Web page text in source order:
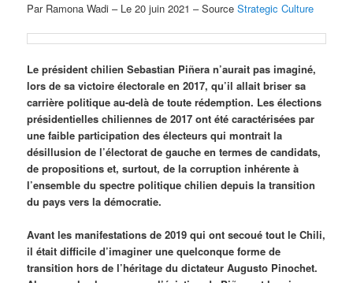
Par Ramona Wadi – Le 20 juin 2021 – SourceStrategic Culture
Le président chilien Sebastian Piñera n’aurait pas imaginé,
lors de sa victoire électorale en 2017, qu’il allait briser sa
carrière politique au-delà de toute rédemption. Les élections
présidentielles chiliennes de 2017 ont été caractérisées par
une faible participation des électeurs qui montrait la
désillusion de l’électorat de gauche en termes de candidats,
de propositions et, surtout, de la corruption inhérente à
l’ensemble du spectre politique chilien depuis la transition
du pays vers la démocratie.
Avant les manifestations de 2019 qui ont secoué tout le Chili,
il était difficile d’imaginer une quelconque forme de
transition hors de l’héritage du dictateur Augusto Pinochet.